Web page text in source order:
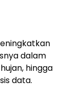
dalam
hingga
data.